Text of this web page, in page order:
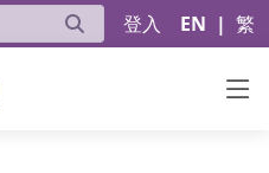
登入 EN | 繁